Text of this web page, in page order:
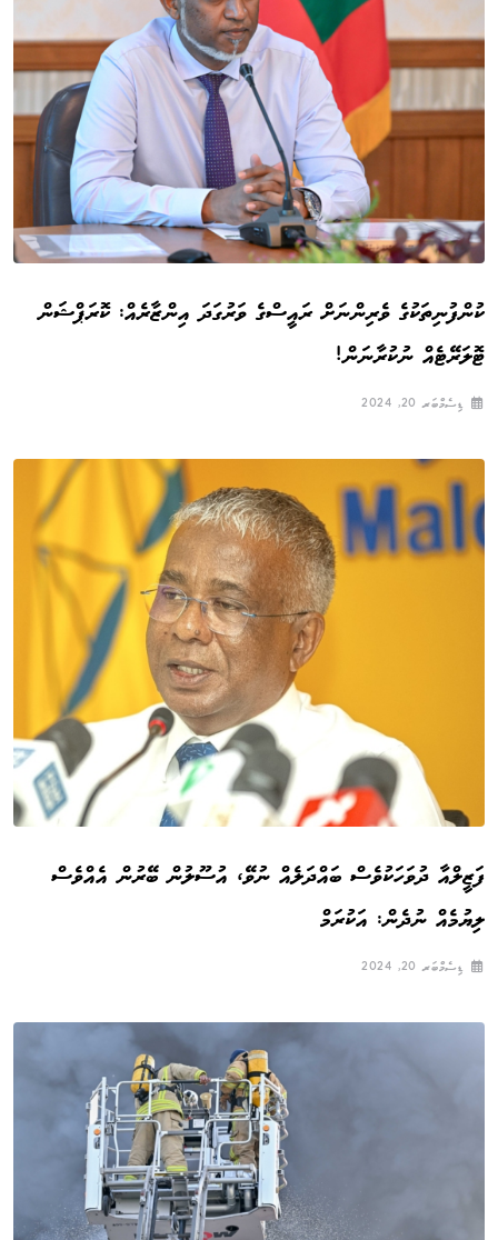
ކުންފުނިތަކުގެ ވެރިންނަށް ރައީސްގެ ވަރުގަދަ އިންޒާރެއް: ކޮރަޕްޝަން
ޓޮލަރޭޓެއް ނުކުރާނަން!
ޑިސެމްބަރ 20, 2024
ފަޒީލްއާ ދުވަހަކުވެސް ބައްދަލެއް ނުވޭ، އުސޫލުން ބޭރުން އެއްވެސް
ލިޔުމެއް ނުދެން: އަކުރަމް
ޑިސެމްބަރ 20, 2024